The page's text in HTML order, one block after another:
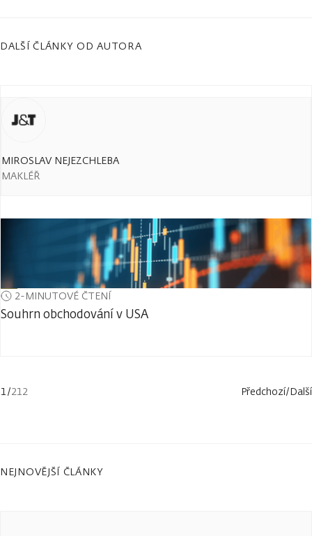
DALŠÍ ČLÁNKY OD AUTORA
MIROSLAV NEJEZCHLEBA
MAKLÉŘ
2-MINUTOVÉ ČTENÍ
Souhrn obchodování v USA
1/212 Předchozí/Další
NEJNOVĚJŠÍ ČLÁNKY